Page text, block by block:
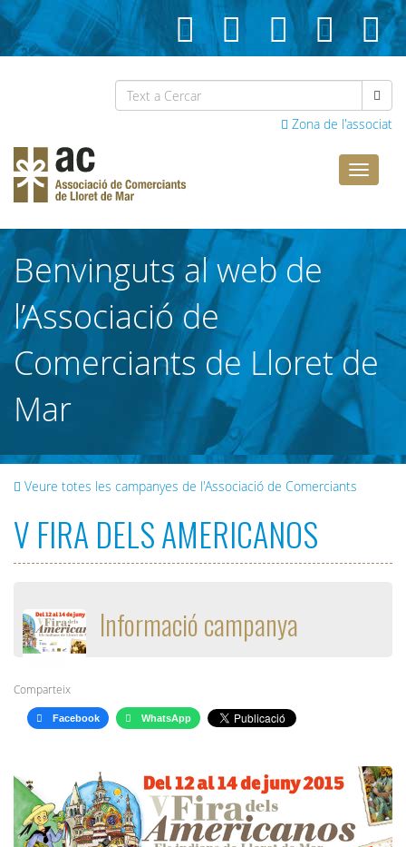
Zona de l'associat
Lloret
Benvinguts al web de
l’Associació de
Comerciants de Lloret de
Mar
Veure totes les campanyes de l'Associació de Comerciants
V FIRA DELS AMERICANOS
Informació campanya
Comparteix
Facebook WhatsApp